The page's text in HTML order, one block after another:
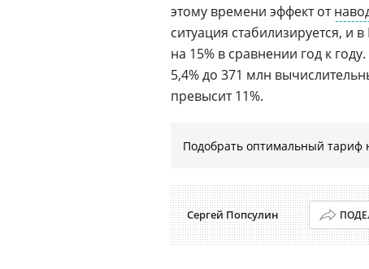
этому времени эффект от
ситуация стабилизируется, и в
на 15% в сравнении год к
5,4% до 371 млн
превысит 11%.
Подобрать оптимальный тариф
Сергей Попсулин